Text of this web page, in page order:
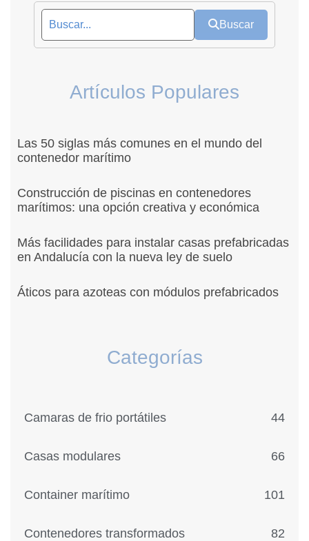
Buscar
Artículos Populares
Las 50 siglas más comunes en el mundo del
contenedor marítimo
Construcción de piscinas en contenedores
marítimos: una opción creativa y económica
Más facilidades para instalar casas prefabricadas
en Andalucía con la nueva ley de suelo
Áticos para azoteas con módulos prefabricados
Categorías
Camaras de frio portátiles 44
Casas modulares 66
Container marítimo 101
Contenedores transformados 82